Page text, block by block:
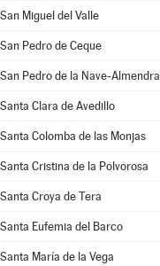
San Miguel del Valle
San Pedro de Ceque
San Pedro de la Nave-Almendra
Santa Clara de Avedillo
Santa Colomba de las Monjas
Santa Cristina de la Polvorosa
Santa Croya de Tera
Santa Eufemia del Barco
Santa María de la Vega